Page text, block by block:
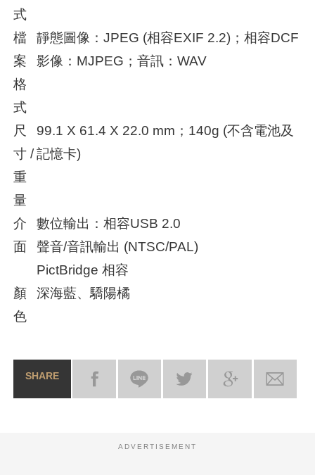
式
檔
案
格
式
靜態圖像：JPEG (相容EXIF 2.2)；相容DCF
影像：MJPEG；音訊：WAV
尺
寸 /
重
量
99.1 X 61.4 X 22.0 mm；140g (不含電池及
記憶卡)
介
面
數位輸出：相容USB 2.0
聲音/音訊輸出 (NTSC/PAL)
PictBridge 相容
顏
色
深海藍、驕陽橘
SHARE
ADVERTISEMENT